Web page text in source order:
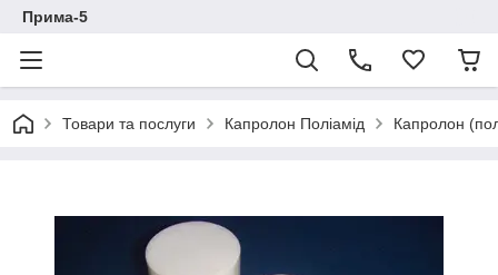
Прима-5
Товари та послуги Капролон Поліамід Капролон